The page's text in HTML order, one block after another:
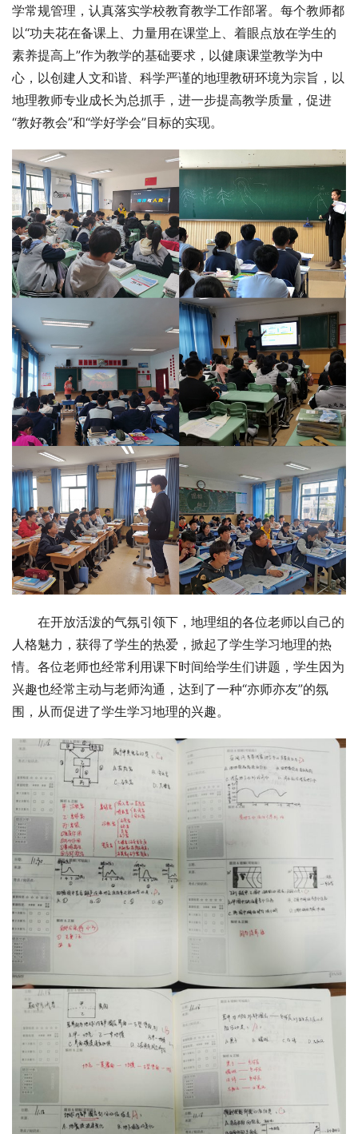
学常规管理，认真落实学校教育教学工作部署。每个教师都
以“功夫花在备课上、力量用在课堂上、着眼点放在学生的
素养提高上”作为教学的基础要求，以健康课堂教学为中
心，以创建人文和谐、科学严谨的地理教研环境为宗旨，以
地理教师专业成长为总抓手，进一步提高教学质量，促进
“教好教会”和“学好学会”目标的实现。
在开放活泼的气氛引领下，地理组的各位老师以自己的
人格魅力，获得了学生的热爱，掀起了学生学习地理的热
情。各位老师也经常利用课下时间给学生们讲题，学生因为
兴趣也经常主动与老师沟通，达到了一种“亦师亦友”的氛
围，从而促进了学生学习地理的兴趣。